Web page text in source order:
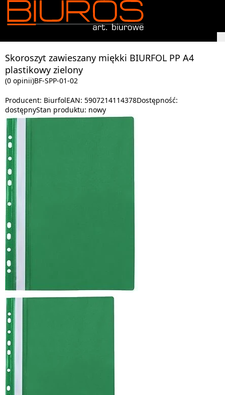
Skoroszyt zawieszany miękki BIURFOL PP A4
plastikowy zielony
(0 opinii)BF-SPP-01-02
Producent: BiurfolEAN: 5907214114378Dostępność:
dostępnyStan produktu: nowy